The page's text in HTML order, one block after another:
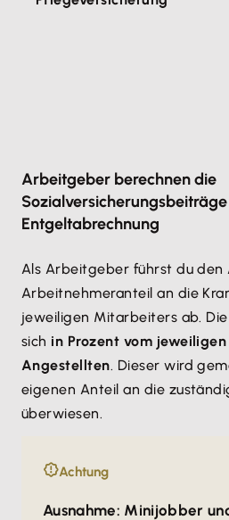
Arbeitgeber berechnen die
Entgeltabrechnung
Als Arbeitgeber führst du
Arbeitnehmeranteil an die
jeweiligen Mitarbeiters ab.
sich in Prozent vom
Angestellten. Dieser wird
eigenen Anteil an die
überwiesen.
Achtung
Ausnahme: Minijobber